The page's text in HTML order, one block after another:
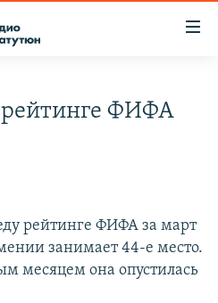
ФИФА
рейтинге ФИФА за март
занимает 44-е место.
месяцем она опустилась